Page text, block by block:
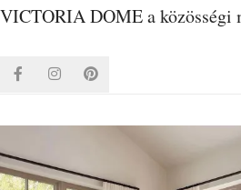
VICTORIA DOME a közösségi